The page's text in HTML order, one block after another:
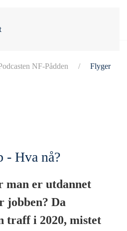
NF-Pådden
Flyger
- Hva nå?
man er utdannet
jobben? Da
traff i 2020, mistet